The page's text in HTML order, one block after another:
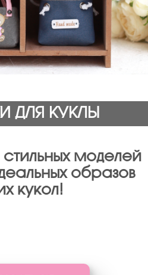
ДЛЯ КУКЛЫ
моделей
образов
кукол!